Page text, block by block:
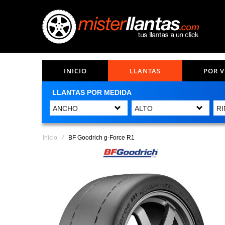
INICIO LLANTAS POR
LLANTAS POR MEDIDA
Inicio BF Goodrich g-Force R1
imágenes